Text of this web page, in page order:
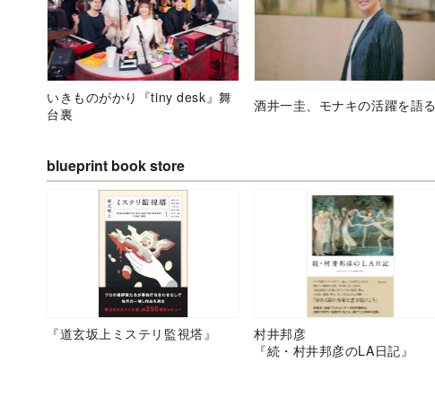
いきものがかり『tiny desk』舞
台裏
酒井一圭、モナキの活躍を語る
blueprint book store
『道玄坂上ミステリ監視塔』
村井邦彦
『続・村井邦彦のLA日記』